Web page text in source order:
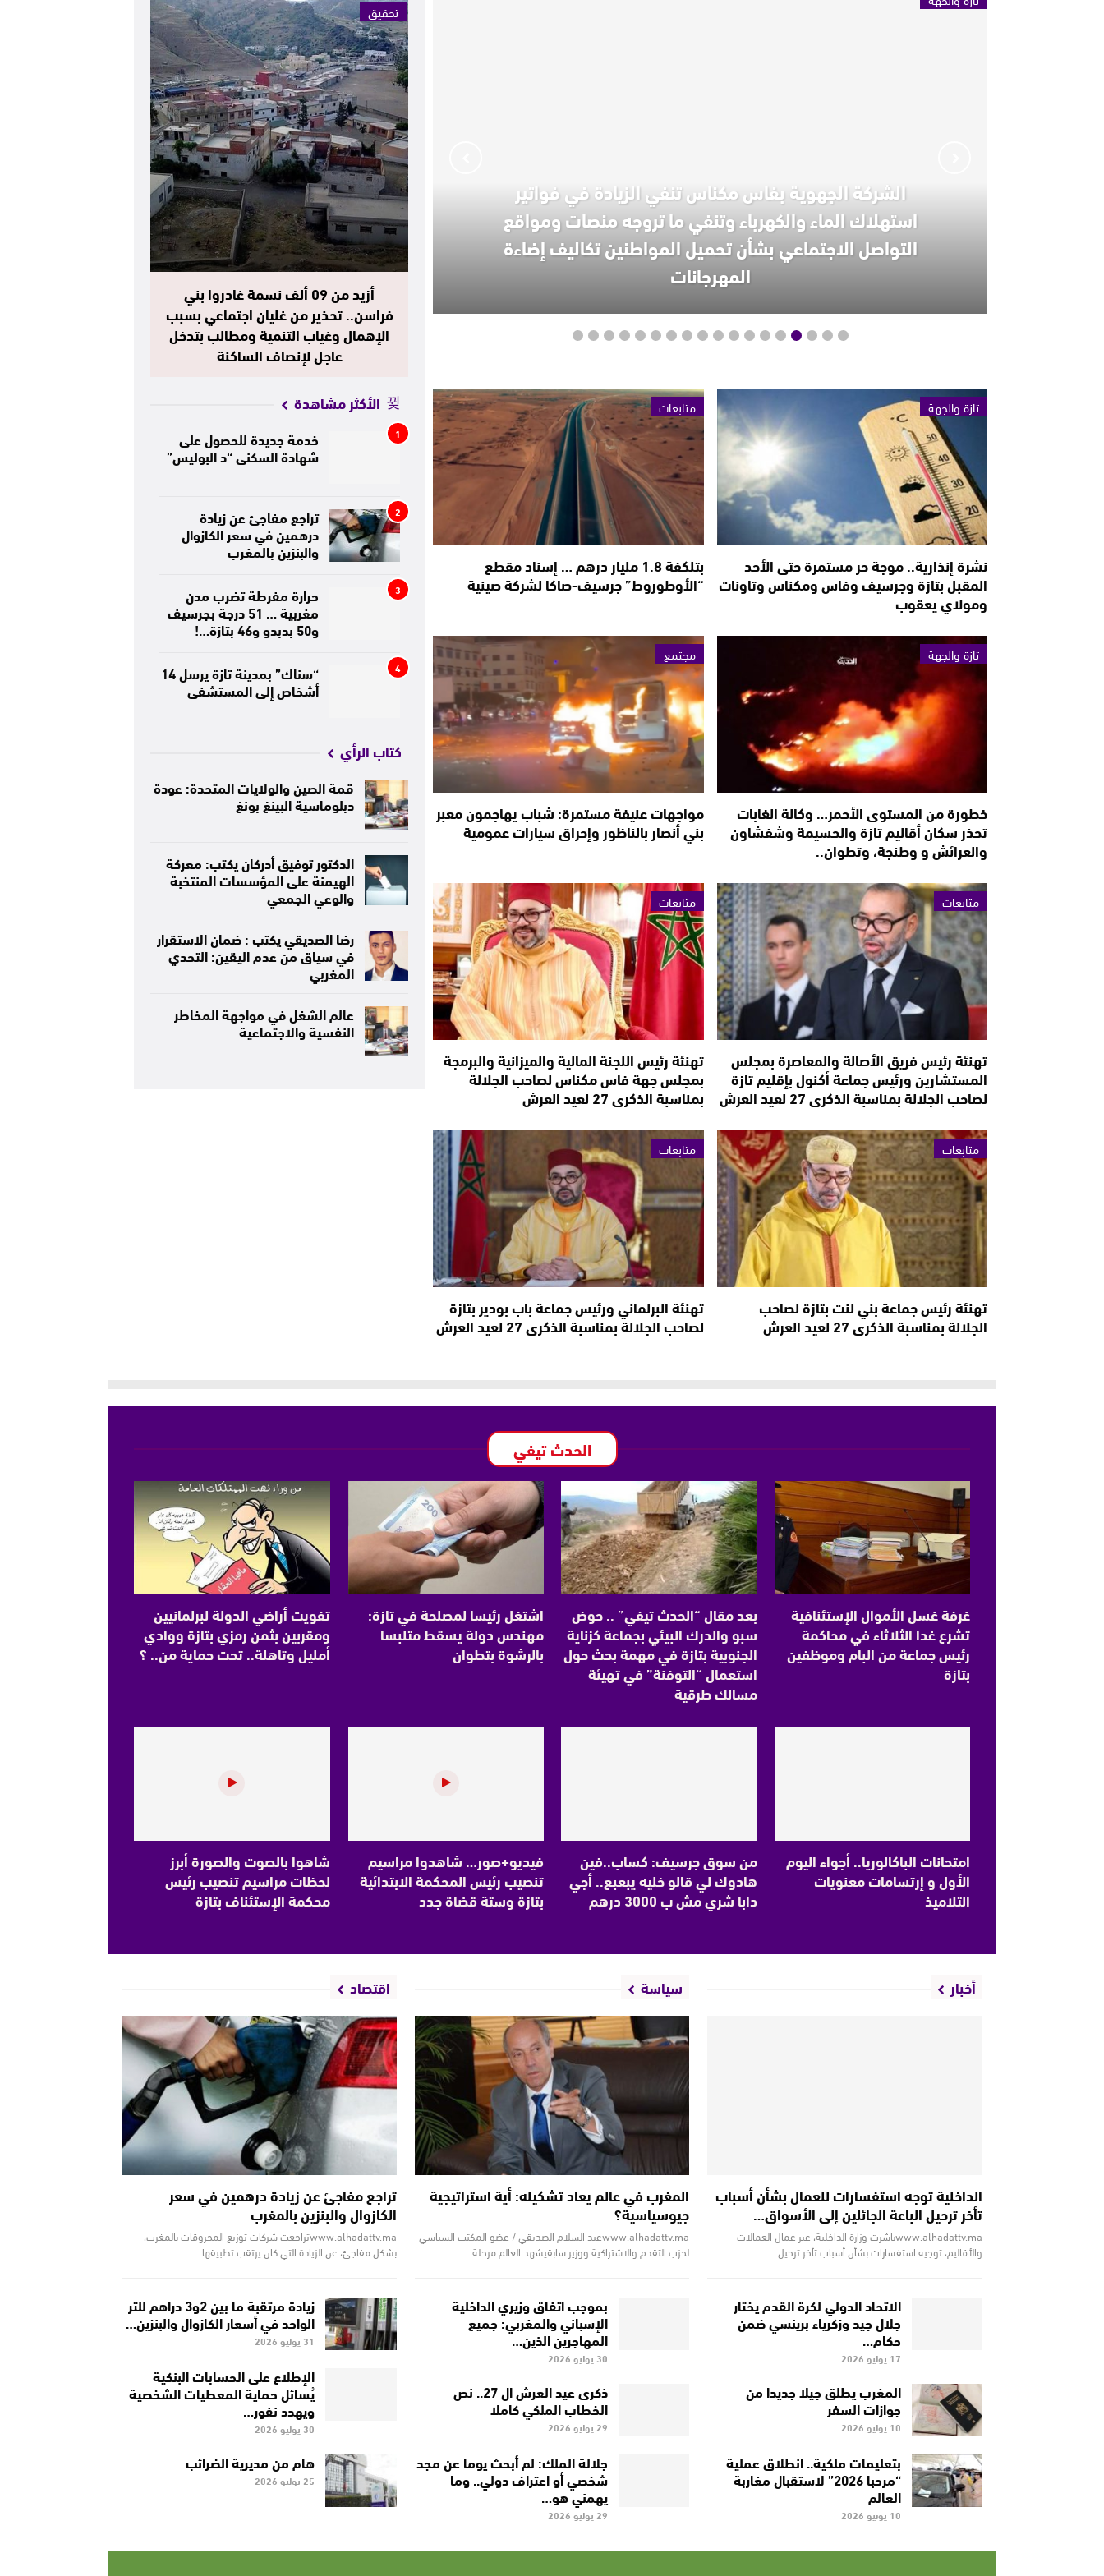
الشركة الجهوية بفاس مكناس تنفي الزيادة في فواتير
استهلاك الماء والكهرباء وتنفي ما تروجه منصات ومواقع
التواصل الاجتماعي بشأن تحميل المواطنين تكاليف إضاءة
المهرجانات
تازة والجهة
نشرة إنذارية.. موجة حر مستمرة حتى الأحد
المقبل بتازة وجرسيف وفاس ومكناس وتاونات
ومولاي يعقوب
متابعات
بتلكفة 1.8 مليار درهم … إسناد مقطع
“الأوطوروط” جرسيف-صاكا لشركة صينية
تازة والجهة
خطورة من المستوى الأحمر… وكالة الغابات
تحذر سكان أقاليم تازة والحسيمة وشفشاون
والعرائش و وطنجة، وتطوان..
مجتمع
مواجهات عنيفة مستمرة: شباب يهاجمون معبر
بني أنصار بالناظور وإحراق سيارات عمومية
متابعات
تهنئة رئيس فريق الأصالة والمعاصرة بمجلس
المستشارين ورئيس جماعة أكنول بإقليم تازة
لصاحب الجلالة بمناسبة الذكرى 27 لعيد العرش
متابعات
تهنئة رئيس اللجنة المالية والميزانية والبرمجة
بمجلس جهة فاس مكناس لصاحب الجلالة
بمناسبة الذكرى 27 لعيد العرش
متابعات
تهنئة رئيس جماعة بني لنت بتازة لصاحب
الجلالة بمناسبة الذكرى 27 لعيد العرش
متابعات
تهنئة البرلماني ورئيس جماعة باب بودير بتازة
لصاحب الجلالة بمناسبة الذكرى 27 لعيد العرش
تحقيق
أزيد من 09 ألف نسمة غادروا بني
فراسن.. تحذير من غليان اجتماعي بسبب
الإهمال وغياب التنمية ومطالب بتدخل
عاجل لإنصاف الساكنة
الأكثر مشاهدة
1 خدمة جديدة للحصول على
شهادة السكنى “د البوليس”
2 تراجع مفاجئ عن زيادة
درهمين في سعر الكازوال
والبنزين بالمغرب
3 حرارة مفرطة تضرب مدن
مغربية … 51 درجة بجرسيف
و50 بدبدو و46 بتازة…!
4 “سناك” بمدينة تازة يرسل 14
أشخاص إلى المستشفى
كتاب الرأي
قمة الصين والولايات المتحدة: عودة
دبلوماسية البينغ بونغ
الدكتور توفيق أدركان يكتب: معركة
الهيمنة على المؤسسات المنتخبة
والوعي الجمعي
رضا الصديقي يكتب : ضمان الاستقرار
في سياق من عدم اليقين: التحدي
المغربي
عالم الشغل في مواجهة المخاطر
النفسية والاجتماعية
الحدث تيفي
غرفة غسل الأموال الإستئنافية
تشرع غدا الثلاثاء في محاكمة
رئيس جماعة من البام وموظفين
بتازة
بعد مقال “الحدث تيفي” .. حوض
سبو والدرك البيئي بجماعة كزناية
الجنوبية بتازة في مهمة بحث حول
استعمال “التوفنة” في تهيئة
مسالك طرقية
اشتغل رئيسا لمصلحة في تازة:
مهندس دولة يسقط متلبسا
بالرشوة بتطوان
تفويت أراضي الدولة لبرلمانيين
ومقربين بثمن رمزي بتازة ووادي
أمليل وتاهلة.. تحت حماية من.. ؟
امتحانات الباكالوريا.. أجواء اليوم
الأول و إرتسامات معنويات
التلاميذ
من سوق جرسيف: كساب..فين
هادوك لي قالو خليه يبعبع.. أجي
دابا شري مش ب 3000 درهم
فيديو+صور… شاهدوا مراسيم
تنصيب رئيس المحكمة الابتدائية
بتازة وستة قضاة جدد
شاهوا بالصوت والصورة أبرز
لحظات مراسيم تنصيب رئيس
محكمة الإستئناف بتازة
أخبار
الداخلية توجه استفسارات للعمال بشأن أسباب
تأخر ترحيل الباعة الجائلين إلى الأسواق…
www.alhadattv.maباشرت وزارة الداخلية، عبر عمال العمالات
والأقاليم، توجيه استفسارات بشأن أسباب تأخر ترحيل…
الاتحاد الدولي لكرة القدم يختار
جلال جيد وزكرياء برينسي ضمن
حكام…
17 يوليو 2026
المغرب يطلق جيلا جديدا من
جوازات السفر
10 يوليو 2026
بتعليمات ملكية.. انطلاق عملية
“مرحبا 2026” لاستقبال مغاربة
العالم
10 يونيو 2026
سياسة
المغرب في عالم يعاد تشكيله: أية استراتيجية
جيوسياسية؟
www.alhadattv.maعبد السلام الصديقي / عضو المكتب السياسي
لحزب التقدم والاشتراكية ووزير سابقيشهد العالم مرحلة…
بموجب اتفاق وزيري الداخلية
الإسباني والمغربي: جميع
المهاجرين الذين…
30 يوليو 2026
ذكرى عيد العرش ال 27.. نص
الخطاب الملكي كاملا
29 يوليو 2026
جلالة الملك: لم أبحث يوما عن مجد
شخصي أو اعتراف دولي.. وما
يهمني هو…
29 يوليو 2026
اقتصاد
تراجع مفاجئ عن زيادة درهمين في سعر
الكازوال والبنزين بالمغرب
www.alhadattv.maتراجعت شركات توزيع المحروقات بالمغرب،
بشكل مفاجئ، عن الزيادة التي كان يرتقب تطبيقها…
زيادة مرتقبة ما بين 2و3 دراهم للتر
الواحد في أسعار الكازوال والبنزين…
31 يوليو 2026
الإطلاع على الحسابات البنكية
يُسائل حماية المعطيات الشخصية
ويهدد نفور…
30 يوليو 2026
هام من مديرية الضرائب
25 يوليو 2026